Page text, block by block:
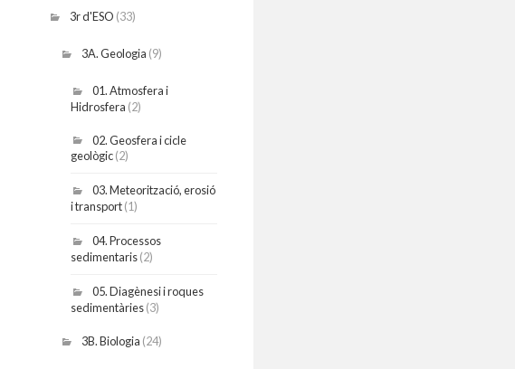
3r d'ESO (33)
3A. Geologia (9)
01. Atmosfera i
Hidrosfera (2)
02. Geosfera i cicle
geològic(2)
03. Meteorització, erosió
i transport(1)
04. Processos
sedimentaris(2)
05. Diagènesi i roques
sedimentàries(3)
3B. Biologia (24)